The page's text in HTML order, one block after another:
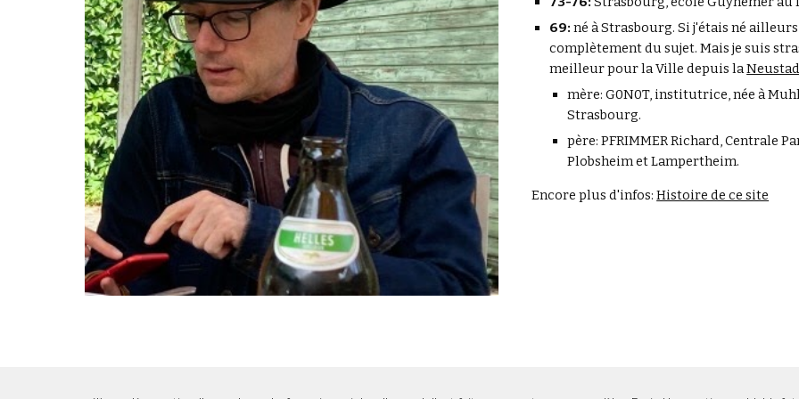
69:né à Strasbourg. Si j'étais né
complètement du sujet. Mais je suis
meilleur pour la Ville depuis la
mère: G0N0T, institutrice, née à
Strasbourg.
père: PFRIMMER Richard, Centrale
Plobsheim et Lampertheim.
Encore plus d'infos:Histoire de ce site